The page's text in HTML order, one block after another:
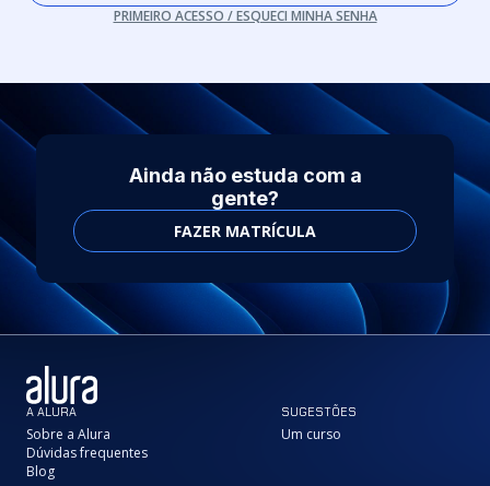
PRIMEIRO ACESSO / ESQUECI MINHA SENHA
Ainda não estuda com a
gente?
FAZER MATRÍCULA
A ALURA
Sobre a Alura
Dúvidas frequentes
Blog
SUGESTÕES
Um curso